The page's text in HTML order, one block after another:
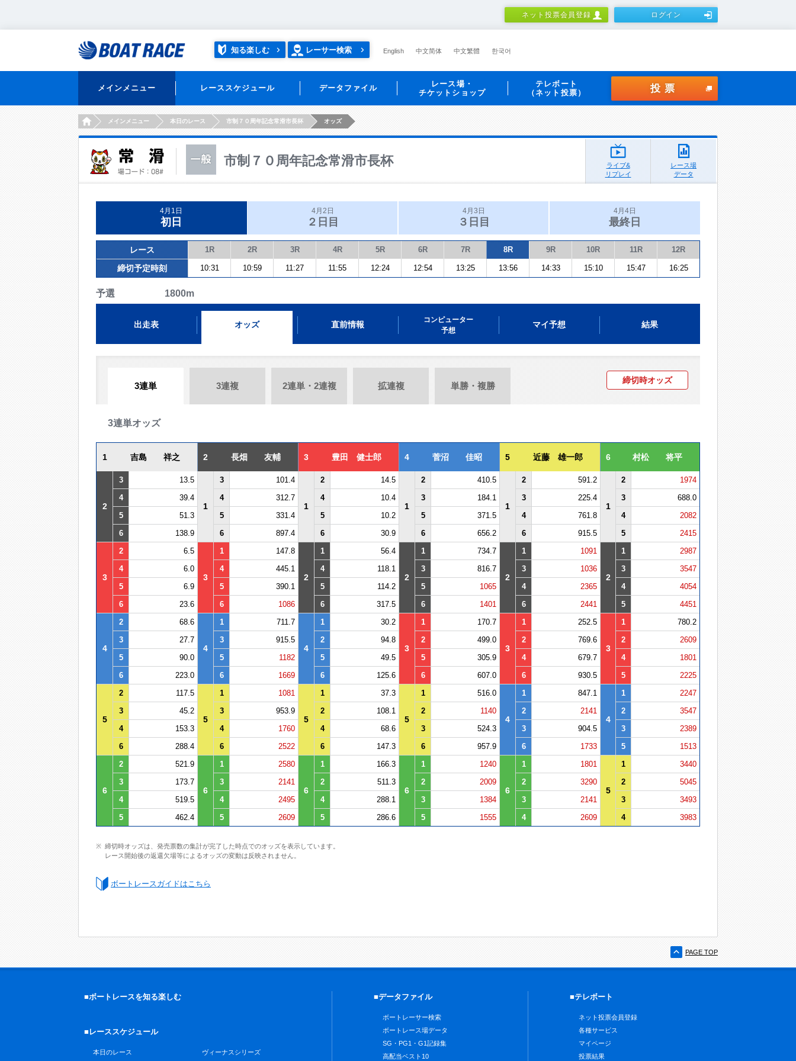
ネット投票会員登録 ログイン
知る楽しむ レーサー検索 English 中文简体 中文繁體 한국어
メインメニュー レーススケジュール データファイル
レース場・
チケットショップ
テレボート
（ネット投票）
投票
HOMEメインメニュー 本日のレース 市制７０周年記念常滑市長杯 オッズ
市制７０周年記念常滑市長杯
ライブ&
リプレイ
レース場
データ
4月1日
初日
4月2日
２日目
4月3日
３日目
4月4日
最終日
レース 1R 2R 3R 4R 5R 6R 7R 8R 9R 10R 11R 12R
締切予定時刻 10:31 10:59 11:27 11:55 12:24 12:54 13:25 13:56 14:33 15:10 15:47 16:25
予選 1800m
出走表 オッズ 直前情報
コンピューター
予想
マイ予想 結果
3連単 3連複 2連単・2連複 拡連複 単勝・複勝
締切時オッズ
3連単オッズ
1 吉島 祥之 2 長畑 友輔 3 豊田 健士郎 4 菅沼 佳昭 5 近藤 雄一郎 6 村松 将平
2
3 13.5
1
3 101.4
1
2 14.5
1
2 410.5
1
2 591.2
1
2
1974
4
39.4 4 312.7 4 10.4 3 184.1 3 225.4 3
688.0
5
51.3 5 331.4 5 10.2 5 371.5 4 761.8 4
2082
6
138.9 6 897.4 6 30.9 6 656.2 6 915.5 5 2415
3
2 6.5
3
1 147.8
2
1 56.4
2
1 734.7
2
1 1091
2
1
2987
4
6.0 4 445.1 4 118.1 3 816.7 3 1036 3
3547
5
6.9 5 390.1 5 114.2 5 1065 4 2365 4
4054
6
23.6 6 1086 6 317.5 6 1401 6 2441 5 4451
4
2 68.6
4
1 711.7
4
1 30.2
3
1 170.7
3
1 252.5
3
1
780.2
3
27.7 3 915.5 2 94.8 2 499.0 2 769.6 2
2609
5
90.0 5 1182 5 49.5 5 305.9 4 679.7 4
1801
6
223.0 6 1669 6 125.6 6 607.0 6 930.5 5 2225
5
2 117.5
5
1 1081
5
1 37.3
5
1 516.0
4
1 847.1
4
1
2247
3
45.2 3 953.9 2 108.1 2 1140 2 2141 2
3547
4
153.3 4 1760 4 68.6 3 524.3 3 904.5 3
2389
6
288.4 6 2522 6 147.3 6 957.9 6 1733 5 1513
6
2 521.9
6
1 2580
6
1 166.3
6
1 1240
6
1 1801
5
1
3440
3
173.7 3 2141 2 511.3 2 2009 2 3290 2
5045
4
519.5 4 2495 4 288.1 3 1384 3 2141 3
3493
5
462.4 5 2609 5 286.6 5 1555 4 2609 4 3983
締切時オッズは、発売票数の集計が完了した時点でのオッズを表示しています。
レース開始後の返還欠場等によるオッズの変動は反映されません。
ボートレースガイドはこちら
PAGE TOP
■ボートレースを知る楽しむ
■レーススケジュール
本日のレース ヴィーナスシリーズ
■データファイル
ボートレーサー検索
ボートレース場データ
SG・PG1・G1記録集
高配当ベスト10
■テレボート
ネット投票会員登録
各種サービス
マイページ
投票結果